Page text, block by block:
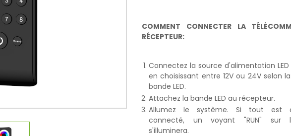
COMMENT CONNECTER LA
RÉCEPTEUR:
Connectez la source d'alimentation
en choisissant entre 12V ou 24V selon
bande LED.
Attachez la bande LED au récepteur.
Allumez le système. Si tout est
connecté, un voyant "RUN" sur
s'illuminera.